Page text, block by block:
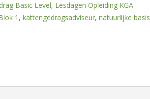
Basic Level, Lesdagen Opleiding KGA
1 , kattengedragsadviseur, natuurlijke basis